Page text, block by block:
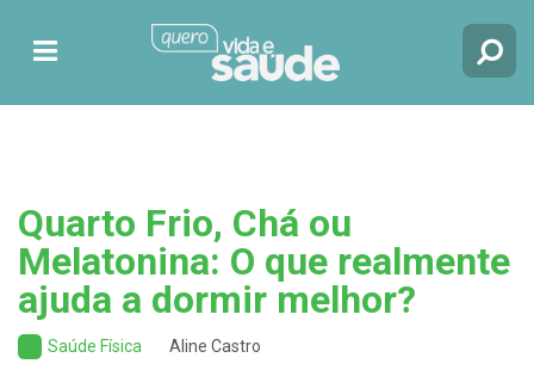
Quarto Frio, Chá ou
Melatonina: O que realmente
ajuda a dormir melhor?
Saúde Física Aline Castro